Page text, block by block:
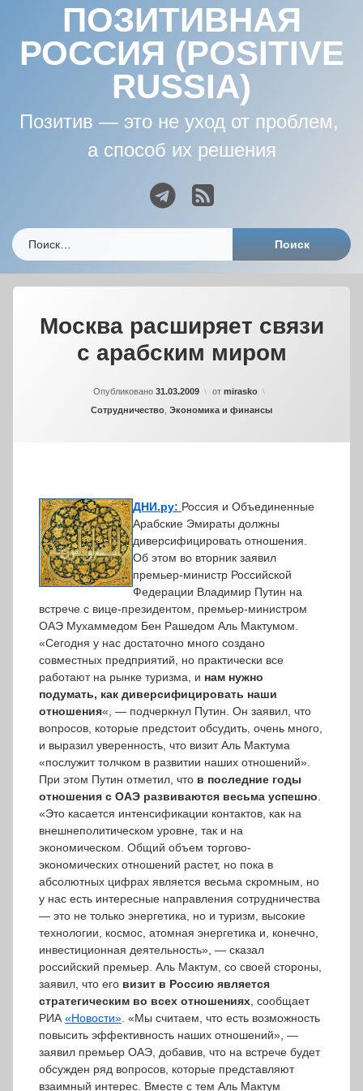
ПОЗИТИВНАЯ
РОССИЯ (POSITIVE
RUSSIA)
Позитив — это не уход от проблем,
а способ их решения
Telegram
RSS
Москва расширяет связи
с арабским миром
Опубликовано 31.03.2009 от mirasko
Рубрики:
Сотрудничество Экономика и финансы
ДНИ.ру: Россия и Объединенные
Арабские Эмираты должны
диверсифицировать отношения.
Об этом во вторник заявил
премьер-министр Российской
Федерации Владимир Путин на
встрече с вице-президентом, премьер-министром
ОАЭ Мухаммедом Бен Рашедом Аль Мактумом.
«Сегодня у нас достаточно много создано
совместных предприятий, но практически все
работают на рынке туризма, и нам нужно
подумать, как диверсифицировать наши
отношения«, — подчеркнул Путин. Он заявил, что
вопросов, которые предстоит обсудить, очень много,
и выразил уверенность, что визит Аль Мактума
«послужит толчком в развитии наших отношений».
При этом Путин отметил, что в последние годы
отношения с ОАЭ развиваются весьма успешно
«Это касается интенсификации контактов, как на
внешнеполитическом уровне, так и на
экономическом. Общий объем торгово-
экономических отношений растет, но пока в
абсолютных цифрах является весьма скромным, но
у нас есть интересные направления сотрудничества
— это не только энергетика, но и туризм, высокие
технологии, космос, атомная энергетика и, конечно,
инвестиционная деятельность», — сказал
российский премьер. Аль Мактум, со своей стороны,
заявил, что его визит в Россию является
стратегическим во всех отношениях , сообщает
РИА «Новости» . «Мы считаем, что есть возможность
повысить эффективность наших отношений», —
заявил премьер ОАЭ, добавив, что на встрече будет
обсужден ряд вопросов, которые представляют
взаимный интерес. Вместе с тем Аль Мактум